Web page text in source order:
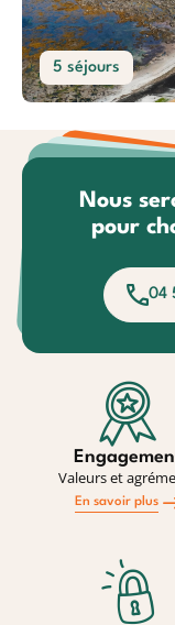
5 séjours
Nous
pour
04
Valeurs et
En savoir plus